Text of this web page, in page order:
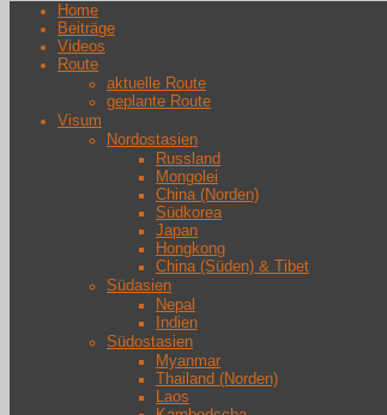
Home
Beiträge
Videos
Route
aktuelle Route
geplante Route
Visum
Nordostasien
Russland
Mongolei
China (Norden)
Südkorea
Japan
Hongkong
China (Süden) & Tibet
Südasien
Nepal
Indien
Südostasien
Myanmar
Thailand (Norden)
Laos